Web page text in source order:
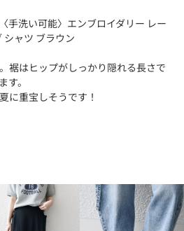
手洗い可能〉エンブロイダリー レー
シャツ ブラウン
裾はヒップがしっかり隠れる長さで
。
に重宝しそうです！